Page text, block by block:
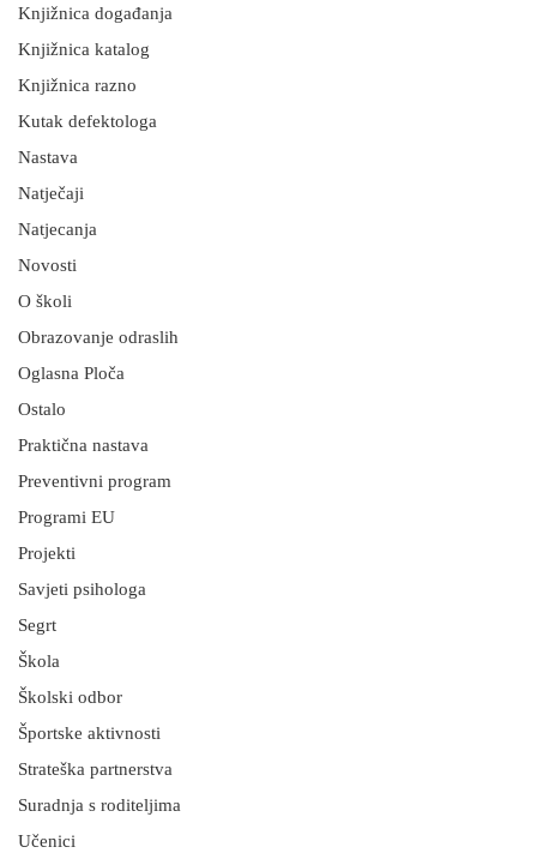
Knjižnica događanja
Knjižnica katalog
Knjižnica razno
Kutak defektologa
Nastava
Natječaji
Natjecanja
Novosti
O školi
Obrazovanje odraslih
Oglasna Ploča
Ostalo
Praktična nastava
Preventivni program
Programi EU
Projekti
Savjeti psihologa
Segrt
Škola
Školski odbor
Športske aktivnosti
Strateška partnerstva
Suradnja s roditeljima
Učenici